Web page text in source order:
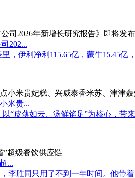
202...
伊利净利115.65亿，蒙牛15.45亿
米贵...
“皮薄如云、汤鲜馅足”为核心，
...
李胜同只用了不到一年时间。他